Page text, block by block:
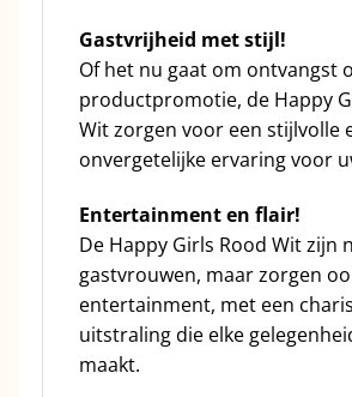
Gastvrijheid met stijl!
Of het nu gaat om ontvangst
productpromotie, de Happy
Wit zorgen voor een stijlvolle
onvergetelijke ervaring voor
Entertainment en flair!
De Happy Girls Rood Wit zijn
gastvrouwen, maar zorgen
entertainment, met een
uitstraling die elke
maakt.